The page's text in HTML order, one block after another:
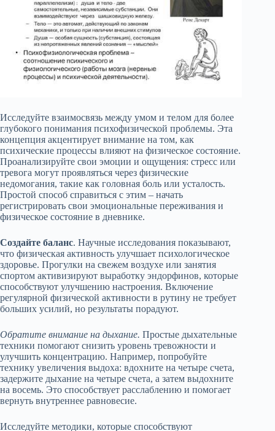
Исследуйте взаимосвязь между умом и телом для более
глубокого понимания психофизической проблемы. Эта
концепция акцентирует внимание на том, как
психические процессы влияют на физическое состояние.
Проанализируйте свои эмоции и ощущения: стресс или
тревога могут проявляться через физические
недомогания, такие как головная боль или усталость.
Простой способ справиться с этим – начать
регистрировать свои эмоциональные переживания и
физическое состояние в дневнике.
Создайте баланс. Научные исследования показывают,
что физическая активность улучшает психологическое
здоровье. Прогулки на свежем воздухе или занятия
спортом активизируют выработку эндорфинов, которые
способствуют улучшению настроения. Включение
регулярной физической активности в рутину не требует
больших усилий, но результаты порадуют.
Обратите внимание на дыхание. Простые дыхательные
техники помогают снизить уровень тревожности и
улучшить концентрацию. Например, попробуйте
технику увеличения выдоха: вдохните на четыре счета,
задержите дыхание на четыре счета, а затем выдохните
на восемь. Это способствует расслаблению и помогает
вернуть внутреннее равновесие.
Исследуйте методики, которые способствуют